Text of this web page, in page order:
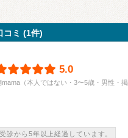
コミ (1件)
5.0
mama（本人ではない・3〜5歳・男性・掲
診から5年以上経過しています。